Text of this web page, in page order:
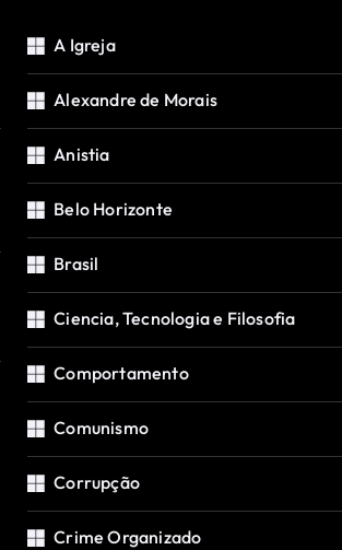
A Igreja
Alexandre de Morais
Anistia
Belo Horizonte
Brasil
Ciencia, Tecnologia e Filosofia
Comportamento
Comunismo
Corrupção
Crime Organizado